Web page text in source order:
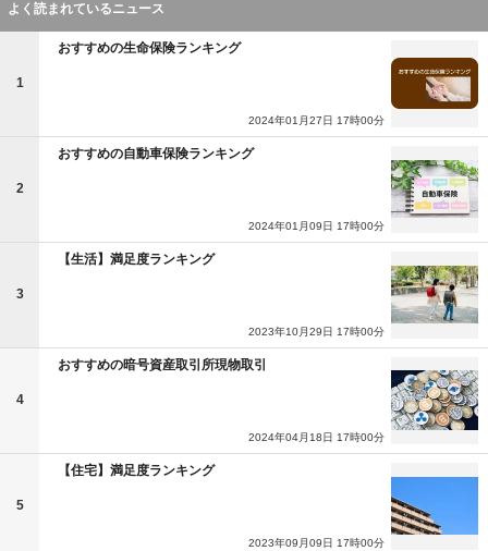
よく読まれているニュース
1
おすすめの生命保険ランキング
2024年01月27日 17時00分
2
おすすめの自動車保険ランキング
2024年01月09日 17時00分
3
【生活】満足度ランキング
2023年10月29日 17時00分
4
おすすめの暗号資産取引所現物取引
2024年04月18日 17時00分
5
【住宅】満足度ランキング
2023年09月09日 17時00分